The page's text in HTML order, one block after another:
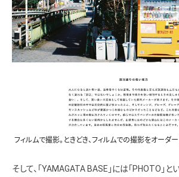
フィルムで撮影。ときどき、フィルムでの撮影をオーダ
そして、「YAMAGATA BASE」には「PHOTO」